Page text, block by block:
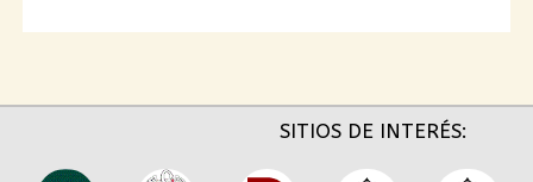
SITIOS DE INTERÉS: